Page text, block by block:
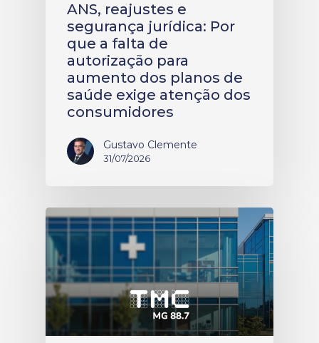
ANS, reajustes e
segurança jurídica: Por
que a falta de
autorização para
aumento dos planos de
saúde exige atenção dos
consumidores
Gustavo Clemente
31/07/2026